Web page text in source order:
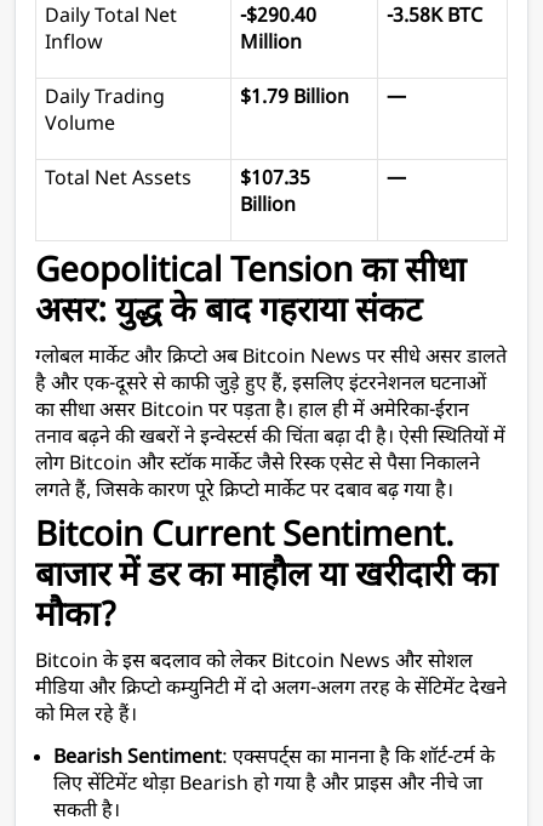
Daily Total Net
Inflow
-$290.40
Million
-3.58K BTC
Daily Trading
Volume
$1.79 Billion —
Total Net Assets
$107.35
Billion
—
Geopolitical Tension का सीधा
असर: युद्ध के बाद गहराया संकट
ग्लोबल मार्केट और क्रिप्टो अब Bitcoin News पर सीधे असर डालते
है और एक-दूसरे से काफी जुड़े हुए हैं, इसलिए इंटरनेशनल घटनाओं
का सीधा असर Bitcoin पर पड़ता है। हाल ही में अमेरिका-ईरान
तनाव बढ़ने की खबरों ने इन्वेस्टर्स की चिंता बढ़ा दी है। ऐसी स्थितियों में
लोग Bitcoin और स्टॉक मार्केट जैसे रिस्क एसेट से पैसा निकालने
लगते हैं, जिसके कारण पूरे क्रिप्टो मार्केट पर दबाव बढ़ गया है।
Bitcoin Current Sentiment.
बाजार में डर का माहौल या खरीदारी का
मौका?
Bitcoin के इस बदलाव को लेकर Bitcoin News और सोशल
मीडिया और क्रिप्टो कम्युनिटी में दो अलग-अलग तरह के सेंटिमेंट देखने
को मिल रहे हैं।
Bearish Sentiment: एक्सपर्ट्स का मानना है कि शॉर्ट-टर्म के
लिए सेंटिमेंट थोड़ा Bearish हो गया है और प्राइस और नीचे जा
सकती है।